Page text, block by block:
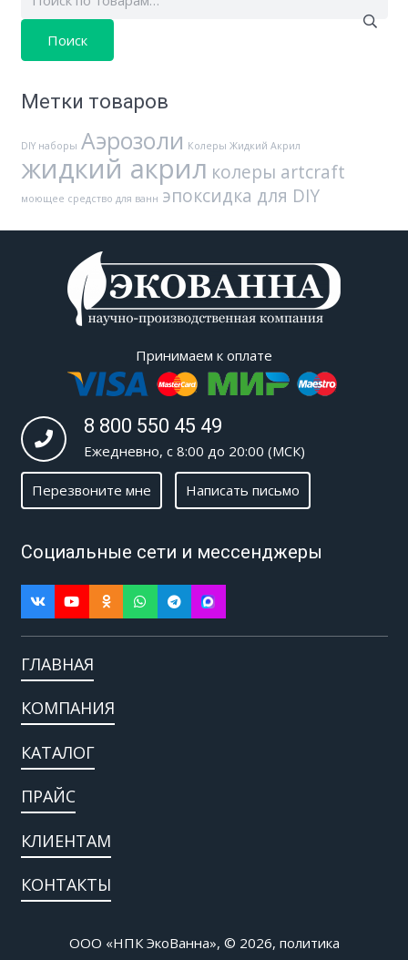
Метки товаров
DIY наборы Аэрозоли Колеры Жидкий Акрил
жидкий акрил колеры artcraft
моющее средство для ванн эпоксидка для DIY
Принимаем к оплате
8 800 550 45 49
Ежедневно, с 8:00 до 20:00 (МСК)
Перезвоните мне Написать письмо
Социальные сети и мессенджеры
ГЛАВНАЯ
КОМПАНИЯ
КАТАЛОГ
ПРАЙС
КЛИЕНТАМ
КОНТАКТЫ
ООО «НПК ЭкоВанна», © 2026, политика